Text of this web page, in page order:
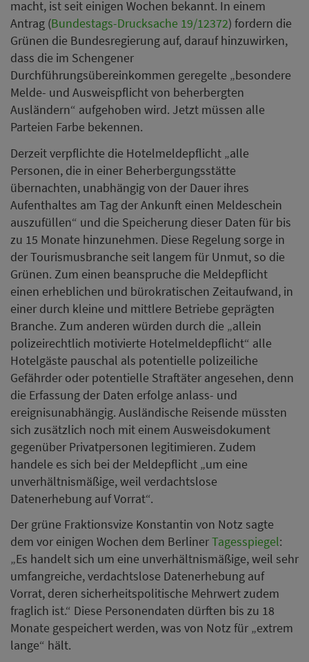
macht, ist seit einigen Wochen bekannt. In einem
Antrag (Bundestags-Drucksache 19/12372) fordern die
Grünen die Bundesregierung auf, darauf hinzuwirken,
dass die im Schengener
Durchführungsübereinkommen geregelte „besondere
Melde- und Ausweispflicht von beherbergten
Ausländern“ aufgehoben wird. Jetzt müssen alle
Parteien Farbe bekennen.
Derzeit verpflichte die Hotelmeldepflicht „alle
Personen, die in einer Beherbergungsstätte
übernachten, unabhängig von der Dauer ihres
Aufenthaltes am Tag der Ankunft einen Meldeschein
auszufüllen“ und die Speicherung dieser Daten für bis
zu 15 Monate hinzunehmen. Diese Regelung sorge in
der Tourismusbranche seit langem für Unmut, so die
Grünen. Zum einen beanspruche die Meldepflicht
einen erheblichen und bürokratischen Zeitaufwand, in
einer durch kleine und mittlere Betriebe geprägten
Branche. Zum anderen würden durch die „allein
polizeirechtlich motivierte Hotelmeldepflicht“ alle
Hotelgäste pauschal als potentielle polizeiliche
Gefährder oder potentielle Straftäter angesehen, denn
die Erfassung der Daten erfolge anlass- und
ereignisunabhängig. Ausländische Reisende müssten
sich zusätzlich noch mit einem Ausweisdokument
gegenüber Privatpersonen legitimieren. Zudem
handele es sich bei der Meldepflicht „um eine
unverhältnismäßige, weil verdachtslose
Datenerhebung auf Vorrat“.
Der grüne Fraktionsvize Konstantin von Notz sagte
dem vor einigen Wochen dem BerlinerTagesspiegel:
„Es handelt sich um eine unverhältnismäßige, weil sehr
umfangreiche, verdachtslose Datenerhebung auf
Vorrat, deren sicherheitspolitische Mehrwert zudem
fraglich ist.“ Diese Personendaten dürften bis zu 18
Monate gespeichert werden, was von Notz für „extrem
lange“ hält.